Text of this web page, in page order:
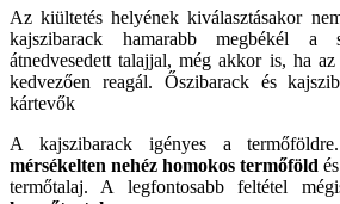
Az kiültetés helyének kiválasztásakor
kajszibarack hamarabb megbékél a
átnedvesedett talajjal, még akkor is, ha az
kedvezően reagál. Őszibarack és
kártevők
A kajszibarack igényes a
mérsékelten nehéz homokos termőföld
termőtalaj. A legfontosabb feltétel